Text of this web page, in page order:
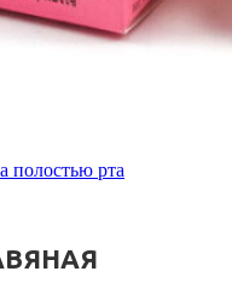
полостью рта